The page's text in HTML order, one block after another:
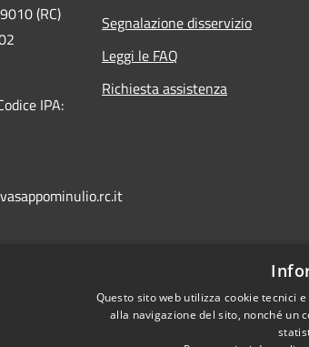
(RC)
IPA:
Segnalazione disservizio
Leggi le FAQ
Richiesta assistenza
Questo sito web utilizza cookie tecnici
alla navigazione del sito, nonché un